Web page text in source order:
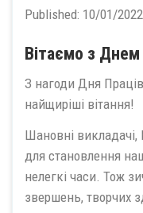
Published: 10/01/2022
Вітаємо з Днем
З нагоди Дня
найщиріші вітання!
Шановні викладачі,
для становлення
нелегкі часи. Тож
звершень, творчих